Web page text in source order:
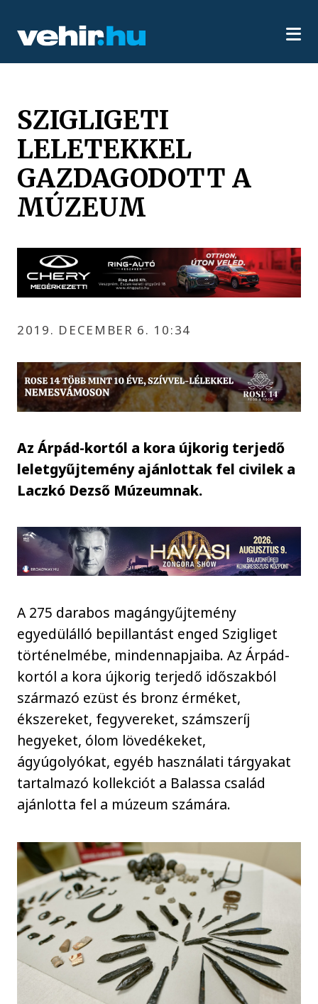
SZIGLIGETI
LELETEKKEL
GAZDAGODOTT A
MÚZEUM
2019. DECEMBER 6. 10:34
Az Árpád-kortól a kora újkorig terjedő
leletgyűjtemény ajánlottak fel civilek a
Laczkó Dezső Múzeumnak.
A 275 darabos magángyűjtemény
egyedülálló bepillantást enged Szigliget
történelmébe, mindennapjaiba. Az Árpád-
kortól a kora újkorig terjedő időszakból
származó ezüst és bronz érméket,
ékszereket, fegyvereket, számszeríj
hegyeket, ólom lövedékeket,
ágyúgolyókat, egyéb használati tárgyakat
tartalmazó kollekciót a Balassa család
ajánlotta fel a múzeum számára.